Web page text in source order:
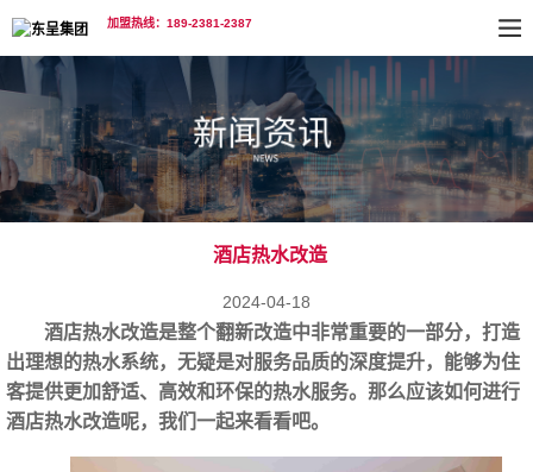
加盟热线：189-2381-2387
酒店热水改造
2024-04-18
酒店热水改造是整个翻新改造中非常重要的一部分，打造
出理想的热水系统，无疑是对服务品质的深度提升，能够为住
客提供更加舒适、高效和环保的热水服务。那么应该如何进行
酒店热水改造呢，我们一起来看看吧。